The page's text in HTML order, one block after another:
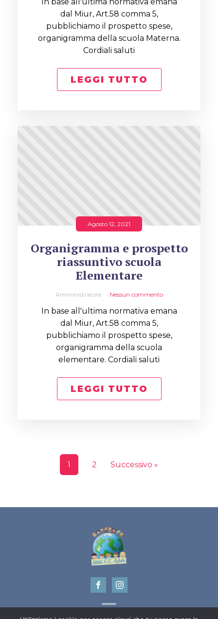
dal Miur, Art.58 comma 5,
pubblichiamo il prospetto spese,
organigramma della scuola Materna.
Cordiali saluti
LEGGI TUTTO
Agosto 12, 2021
Organigramma e prospetto
riassuntivo scuola
Elementare
Amministratore Nessun commento
In base all'ultima normativa emana
dal Miur, Art.58 comma 5,
pubblichiamo il prospetto spese,
organigramma della scuola
elementare. Cordiali saluti
LEGGI TUTTO
1 2 Successivo »